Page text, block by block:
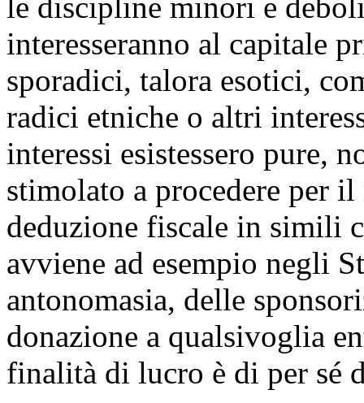
interesseranno al capitale
sporadici, talora esotici,
radici etniche o altri
interessi esistessero pure,
stimolato a procedere per
deduzione fiscale in simili
avviene ad esempio negli
antonomasia, delle
donazione a qualsivoglia
finalità di lucro è di per sé